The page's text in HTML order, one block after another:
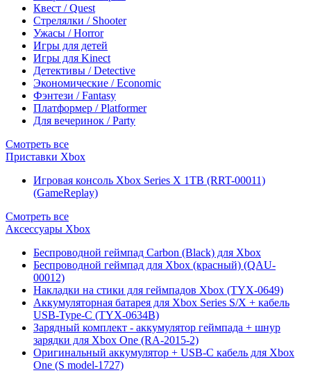
Квест / Quest
Стрелялки / Shooter
Ужасы / Horror
Игры для детей
Игры для Kinect
Детективы / Detective
Экономические / Economic
Фэнтези / Fantasy
Платформер / Platformer
Для вечеринок / Party
Смотреть все
Приставки Xbox
Игровая консоль Xbox Series X 1TB (RRT-00011)
(GameReplay)
Смотреть все
Аксессуары Xbox
Беспроводной геймпад Carbon (Black) для Xbox
Беспроводной геймпад для Xbox (красный) (QAU-
00012)
Накладки на стики для геймпадов Xbox (TYX-0649)
Аккумуляторная батарея для Xbox Series S/X + кабель
USB-Type-C (TYX-0634B)
Зарядный комплект - аккумулятор геймпада + шнур
зарядки для Xbox One (RA-2015-2)
Оригинальный аккумулятор + USB-C кабель для Xbox
One (S model-1727)